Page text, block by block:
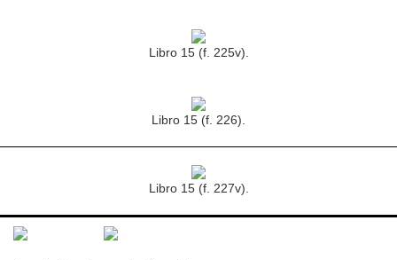
Libro 15 (f. 225v).
Libro 15 (f. 226).
Libro 15 (f. 227v).